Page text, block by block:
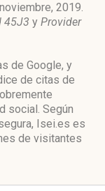
2019.
45J3 y Provider
de Google, y
de citas de
social. Según
Isei.es es
de visitantes